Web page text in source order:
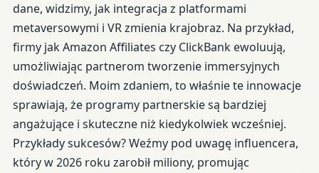
dane, widzimy, jak integracja z platformami
metaversowymi i VR zmienia krajobraz. Na przykład,
firmy jak Amazon Affiliates czy ClickBank ewoluują,
umożliwiając partnerom tworzenie immersyjnych
doświadczeń. Moim zdaniem, to właśnie te innowacje
sprawiają, że programy partnerskie są bardziej
angażujące i skuteczne niż kiedykolwiek wcześniej.
Przykłady sukcesów? Weźmy pod uwagę influencera,
który w 2026 roku zarobił miliony, promując